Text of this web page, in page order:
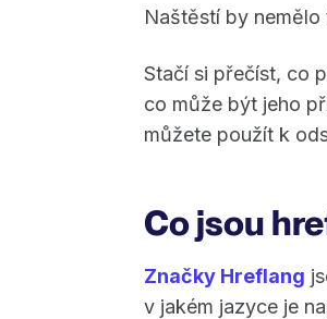
Naštěstí by
Stačí si přečíst, co
co může být jeho
můžete použít k
Co jsou
Značky Hreflang
v jakém jazyce je